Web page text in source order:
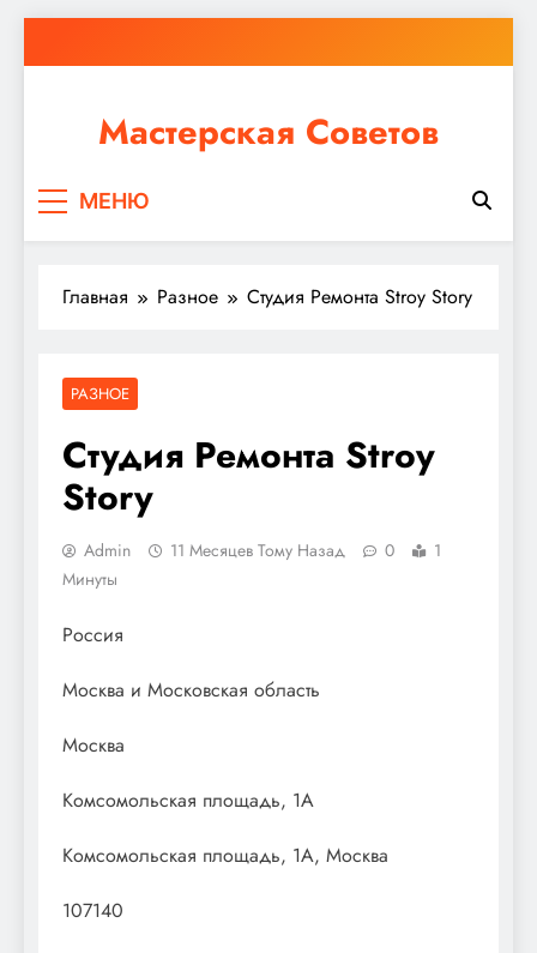
к
Мастерская Советов
ремонт или крупное строительство, в Мастерской
МЕНЮ
Главная Разное Студия Ремонта Stroy Story
РАЗНОЕ
Студия Ремонта Stroy
Story
Admin 11 Месяцев Тому Назад 0
1
Минуты
Россия
Москва и Московская область
Москва
Комсомольская площадь, 1А
Комсомольская площадь, 1А, Москва
107140